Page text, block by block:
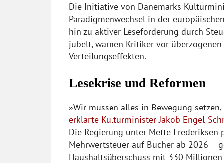
Die Initiative von Dänemarks
Paradigmenwechsel in der
hin zu aktiver Leseförderung durch
jubelt, warnen Kritiker vor
Verteilungseffekten.
Lesekrise und Reformen
»Wir müssen alles in Bewegung
erklärte Kulturminister Jakob Engel-
Die Regierung unter Mette
Mehrwertsteuer auf Bücher ab 2026 –
Haushaltsüberschuss mit 330